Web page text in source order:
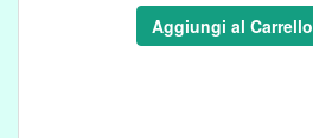
Aggiungi al Carrello